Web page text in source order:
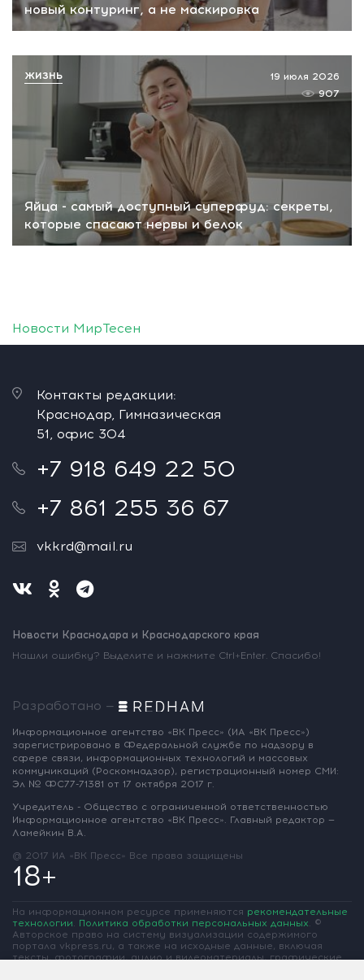
новый контуринг, а не маскировка
Яйца - самый доступный суперфуд: секреты,
которые спасают нервы и белок
19 июля 2026
907
ЖИЗНЬ
Новости МирТесен
Контакты редакции:
Краснодар, Гимназическая
51, офис 304
+7 918 649 22 50
+7 861 255 36 67
vkkrd@mail.ru
Новости Краснодара и Краснодарского края
Нашли ошибку? Выделите и нажмите Ctrl+Enter. Спасибо!
Разработано —
Информационное агентство «ВК Пресс» (ИА «ВК Пресс»)
зарегистрировано в Федеральной службе по надзору в
сфере связи, информационных технологий и массовых
коммуникаций (Роскомнадзор), регистрационный номер СМИ:
Эл № ФС77-71381 от 17 октября 2017 г.
Учредитель - Общество с ограниченной ответственностью
Информационное агентство «ВК Пресс». Главный редактор —
Ламейкин В.А.
@ 2017 ИА «ВК Пресс» Все права защищены
18+
На информационном ресурсе применяются рекомендательные
технологии. Политика обработки персональных данных. ©
Авторское право на систему визуализации содержимого
портала vkpress.ru, а также на исходные данные, включая
тексты, фотографии, аудио и видеоматериалы, графические